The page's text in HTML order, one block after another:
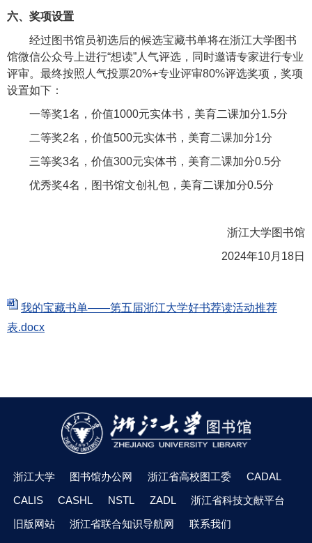
六、奖项设置
经过图书馆员初选后的候选宝藏书单将在浙江大学图书
馆微信公众号上进行“想读”人气评选，同时邀请专家进行专业
评审。最终按照人气投票20%+专业评审80%评选奖项，奖项
设置如下：
一等奖1名，价值1000元实体书，美育二课加分1.5分
二等奖2名，价值500元实体书，美育二课加分1分
三等奖3名，价值300元实体书，美育二课加分0.5分
优秀奖4名，图书馆文创礼包，美育二课加分0.5分
浙江大学图书馆
2024年10月 18日
我的宝藏书单——第五届浙江大学好书荐读活动推荐
表.docx
浙江大学 图书馆办公网 浙江省高校图工委
CADAL
CALIS
CASHL NSTL ZADL
浙江省科技文献平台
旧版网站
浙江省联合知识导航网 联系我们